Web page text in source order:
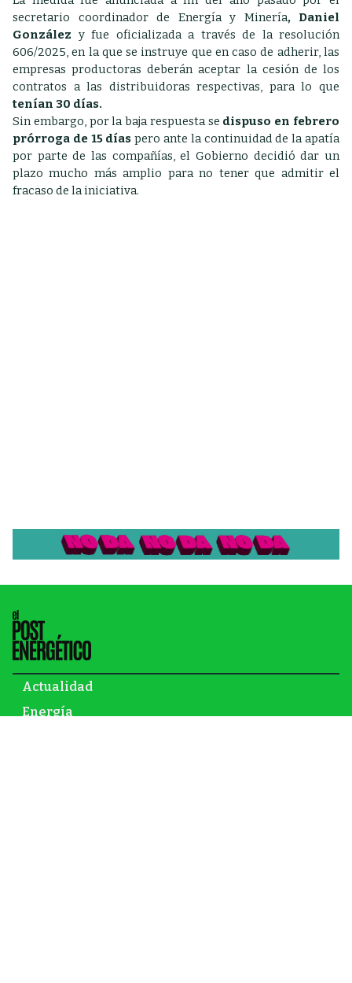
secretario coordinador de Energía y Minería, Daniel
González y fue oficializada a través de la resolución
606/2025, en la que se instruye que en caso de adherir, las
empresas productoras deberán aceptar la cesión de los
contratos a las distribuidoras respectivas, para lo que
tenían 30 días.
Sin embargo, por la baja respuesta se dispuso en febrero
prórroga de 15 díaspero ante la continuidad de la apatía
por parte de las compañías, el Gobierno decidió dar un
plazo mucho más amplio para no tener que admitir el
fracaso de la iniciativa.
Actualidad
Energía